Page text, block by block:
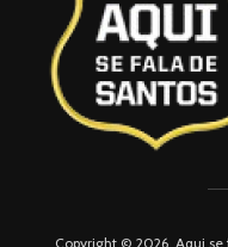
Copyright © 2026. Aqui se